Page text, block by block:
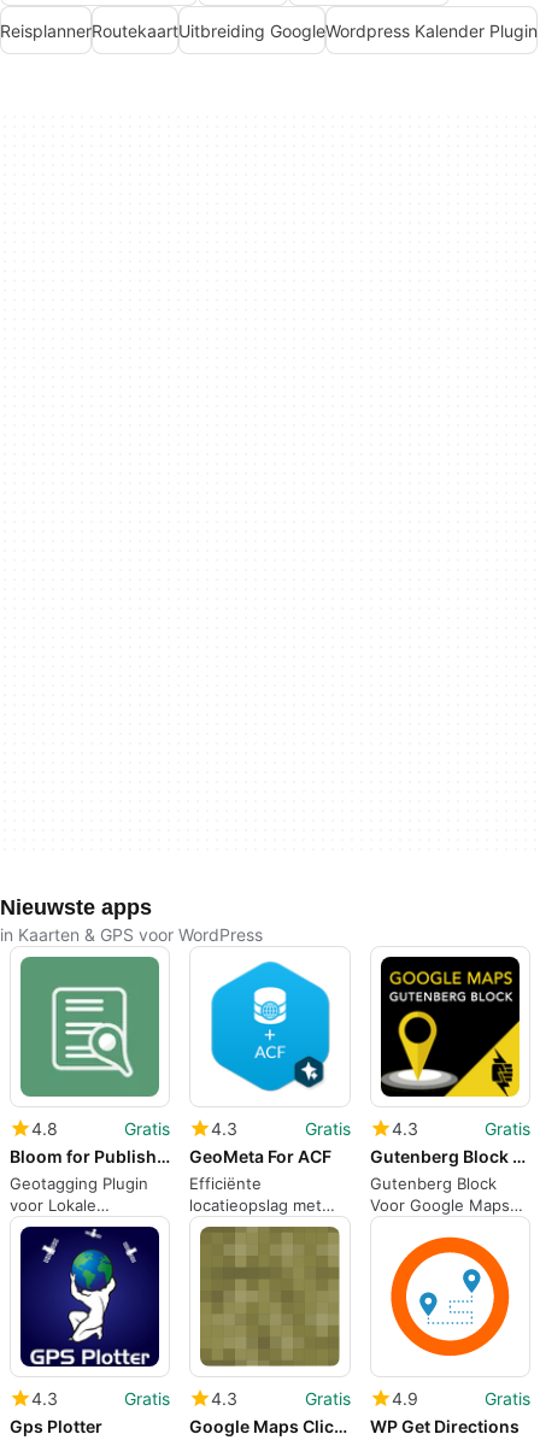
ReisplannerRoutekaartUitbreiding GoogleWordpress Kalender Plugin
Nieuwste apps
in Kaarten & GPS voor WordPress
4.8
Gratis
Bloom for Publishers
Geotagging Plugin
voor Lokale
Nieuwswebsites
4.3
Gratis
GeoMeta For ACF
Efficiënte
locatieopslag met
GeoMeta voor ACF
4.3
Gratis
Gutenberg Block For Google Maps Embed By Pantheon
Gutenberg Block
Voor Google Maps
Embed
4.3
Gratis
Gps Plotter
4.3
Gratis
Google Maps Click039n Load for Divi GDPR
4.9
Gratis
WP Get Directions